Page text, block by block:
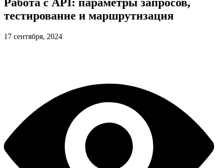
тестирование и маршрутизация
17 сентября, 2024